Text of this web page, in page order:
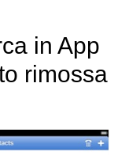
in App
rimossa